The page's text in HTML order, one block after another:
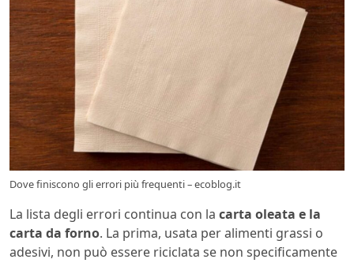
Dove finiscono gli errori più frequenti – ecoblog.it
La lista degli errori continua con la carta oleata e la
carta da forno. La prima, usata per alimenti grassi o
adesivi, non può essere riciclata se non specificamente